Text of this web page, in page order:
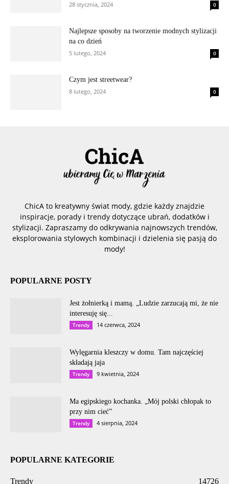
28 stycznia, 2024
0
Najlepsze sposoby na tworzenie modnych stylizacji
na co dzień
5 lutego, 2024
0
Czym jest streetwear?
8 lutego, 2024
0
ChicA to kreatywny świat mody, gdzie każdy znajdzie
inspiracje, porady i trendy dotyczące ubrań, dodatków i
stylizacji. Zapraszamy do odkrywania najnowszych trendów,
eksplorowania stylowych kombinacji i dzielenia się pasją do
mody!
POPULARNE POSTY
Jest żołnierką i mamą. „Ludzie zarzucają mi, że nie
interesuję się...
Trendy 14 czerwca, 2024
Wylęgarnia kleszczy w domu. Tam najczęściej
składają jaja
Trendy 9 kwietnia, 2024
Ma egipskiego kochanka. „Mój polski chłopak to
przy nim cieć”
Trendy 4 sierpnia, 2024
POPULARNE KATEGORIE
Trendy 14726